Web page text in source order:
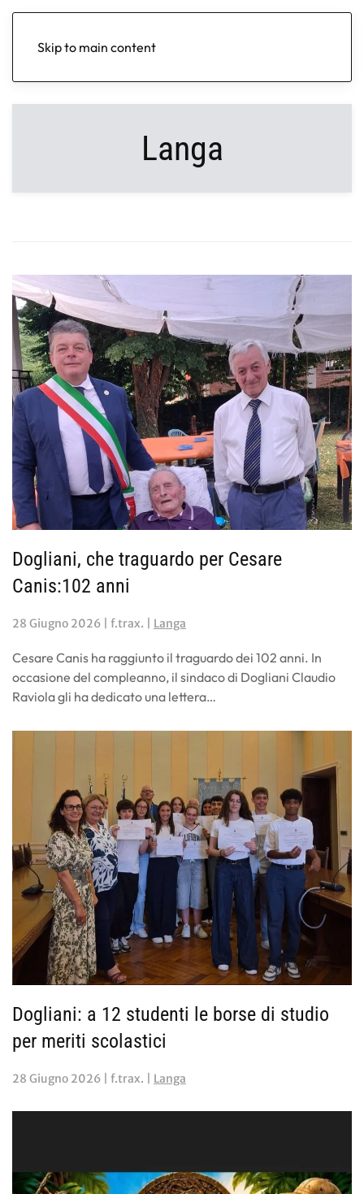
Skip to main content
Langa
Dogliani, che traguardo per Cesare
Canis:102 anni
28 Giugno 2026 | f.trax. | Langa
Cesare Canis ha raggiunto il traguardo dei 102 anni. In
occasione del compleanno, il sindaco di Dogliani Claudio
Raviola gli ha dedicato una lettera…
Dogliani: a 12 studenti le borse di studio
per meriti scolastici
28 Giugno 2026 | f.trax. | Langa